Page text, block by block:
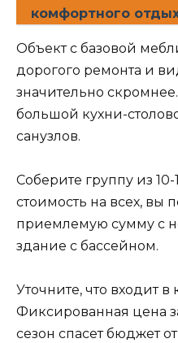
комфортного
Объект с базовой
дорогого ремонта и
значительно
большой кухни-
санузлов.
Соберите группу из
стоимость на всех, вы
приемлемую сумму с
здание с бассейном.
Уточните, что входит
Фиксированная цена
сезон спасет бюджет